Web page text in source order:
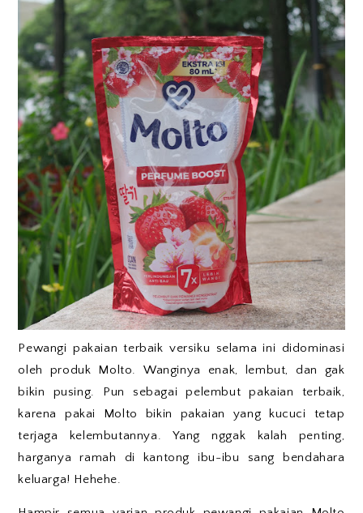
Pewangi pakaian terbaik versiku selama ini didominasi
oleh produk Molto. Wanginya enak, lembut, dan gak
bikin pusing. Pun sebagai pelembut pakaian terbaik,
karena pakai Molto bikin pakaian yang kucuci tetap
terjaga kelembutannya. Yang nggak kalah penting,
harganya ramah di kantong ibu-ibu sang bendahara
keluarga! Hehehe.